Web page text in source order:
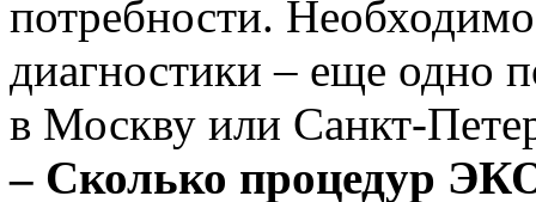
потребности.
диагностики – еще одно
в Москву или Санкт-­
– Сколько процедур